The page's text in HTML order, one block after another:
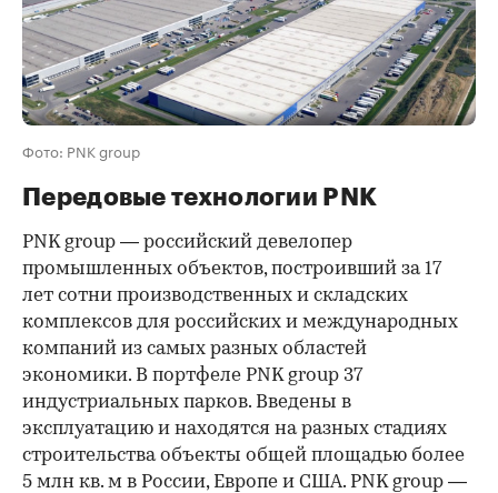
Фото: PNK group
Передовые технологии PNK
PNK group — российский девелопер
промышленных объектов, построивший за 17
лет сотни производственных и складских
комплексов для российских и международных
компаний из самых разных областей
экономики. В портфеле PNK group 37
индустриальных парков. Введены в
эксплуатацию и находятся на разных стадиях
строительства объекты общей площадью более
5 млн кв. м в России, Европе и США. PNK group —